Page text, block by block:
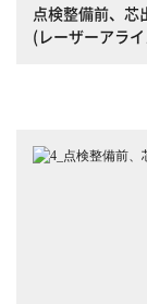
点検整備前、芯
(レーザーアラ